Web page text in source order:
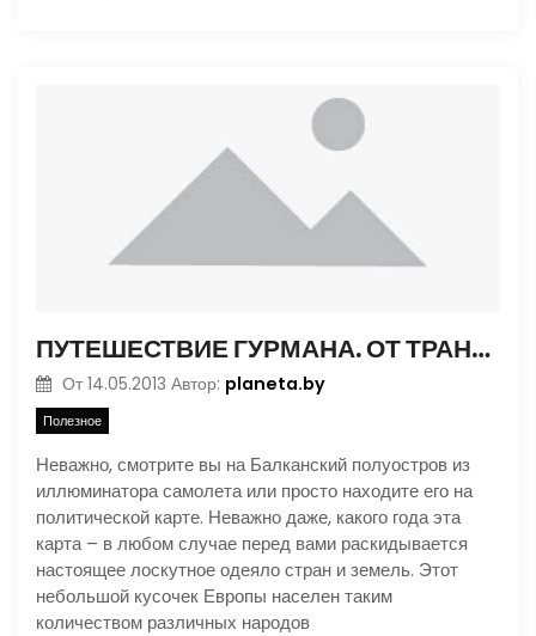
ПУТЕШЕСТВИЕ ГУРМАНА. ОТ ТРАНСИЛЬВАНИИ ДО ЧЕРНОГОРИИ
От 14.05.2013 Автор: planeta.by
Полезное
Неважно, смотрите вы на Балканский полуостров из
иллюминатора самолета или просто находите его на
политической карте. Неважно даже, какого года эта
карта – в любом случае перед вами раскидывается
настоящее лоскутное одеяло стран и земель. Этот
небольшой кусочек Европы населен таким
количеством различных народов